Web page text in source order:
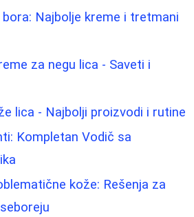
Najbolje kreme i tretmani
za negu lica - Saveti i
lica - Najbolji proizvodi i rutine
Kompletan Vodič sa
kože: Rešenja za